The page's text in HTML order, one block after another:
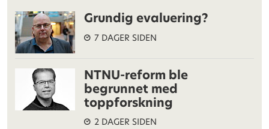
Grundig evaluering?
7 DAGER SIDEN
NTNU-reform ble
begrunnet med
toppforskning
2 DAGER SIDEN